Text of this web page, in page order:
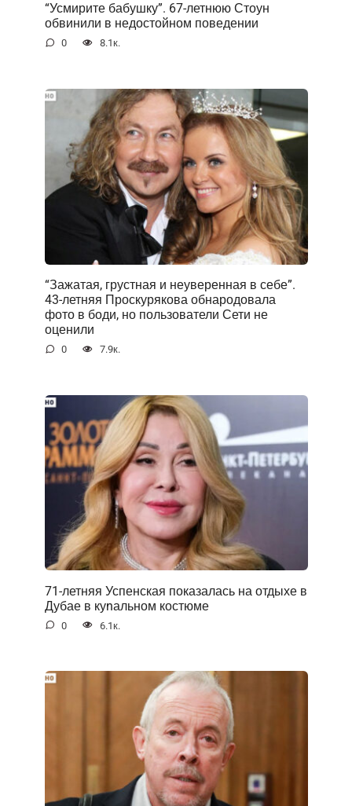
“Усмирите бабушку”. 67-летнюю Стоун
обвинили в недостойном поведении
0 8.1к.
“Зажатая, грустная и неуверенная в себе”.
43-летняя Проскурякова обнародовала
фото в боди, но пользователи Сети не
оценили
0 7.9к.
71-летняя Успенская показалась на отдыхе в
Дубае в куnальном костюме
0 6.1к.